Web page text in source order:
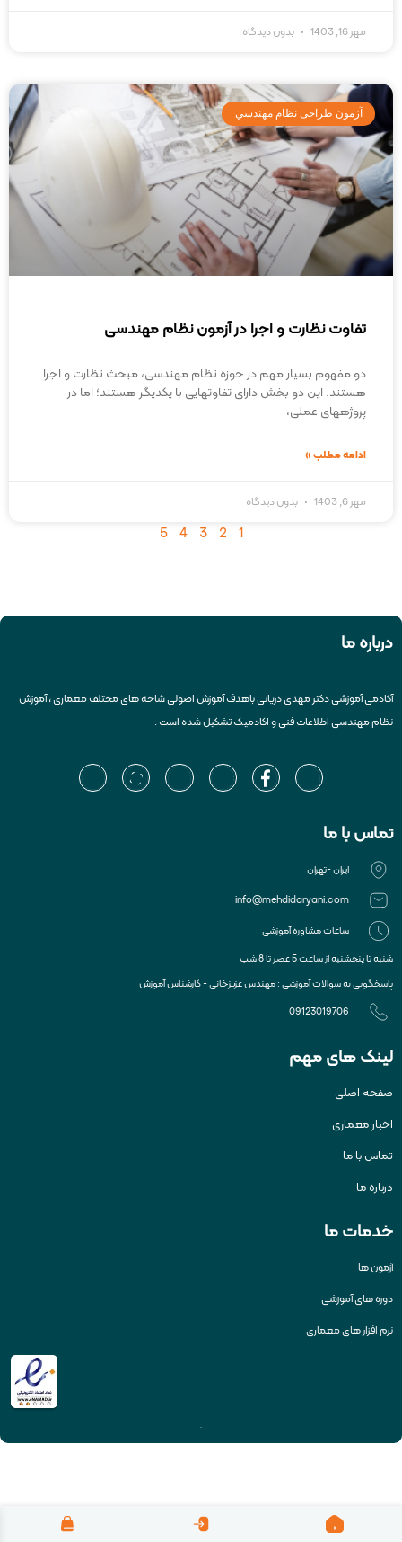
مهر 16, 1403 بدون دیدگاه
آزمون طراحی نظام مهندسي
تفاوت نظارت و اجرا در آزمون نظام مهندسی
دو مفهوم بسیار مهم در حوزه نظام مهندسی، مبحث نظارت و اجرا
هستند. این دو بخش دارای تفاوت­هایی با یکدیگر هستند؛ اما در
پروژه­های عملی،
ادامه مطلب »
مهر 6, 1403 بدون دیدگاه
1
2
3
4
5
درباره ما
آکادمی آموزشی دکتر مهدی دریانی باهدف آموزش اصولی شاخه های مختلف معماری ، آموزش
نظام مهندسی اطلاعات فنی و اکادمیک تشکیل شده است .
تماس با ما
ایران -تهران
info@mehdidaryani.com
ساعات مشاوره آموزشی
شنبه تا پنجشنبه از ساعت 5 عصر تا 8 شب
پاسخگویی به سوالات آموزشی : مهندس عزیزخانی - کارشناس آموزش
09123019706
لینک های مهم
صفحه اصلی
اخبار معماری
تماس با ما
درباره ما
خدمات ما
آزمون ها
دوره های آموزشی
نرم افزار های معماری
.